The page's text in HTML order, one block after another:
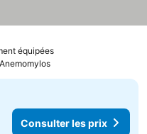
équipéesConsulter les prix
Consulter les prix